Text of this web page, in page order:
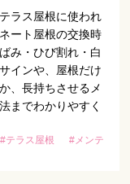
ラス屋根に使われ
ート屋根の交換時
み・ひび割れ・白
インや、屋根だけ
、長持ちさせるメ
までわかりやすく
#テラス屋根
#メンテ